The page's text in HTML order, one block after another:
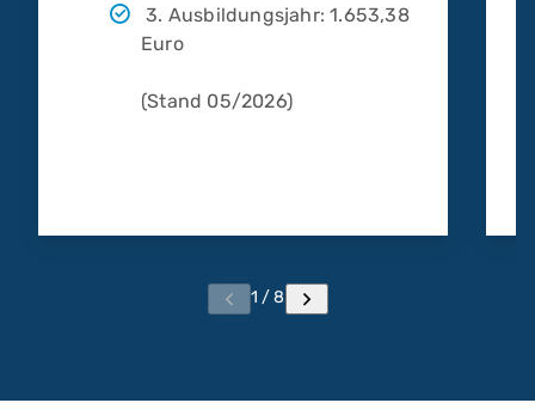
3. Ausbildungsjahr: 1.653,38
Euro
(Stand 05/2026)
1 / 8